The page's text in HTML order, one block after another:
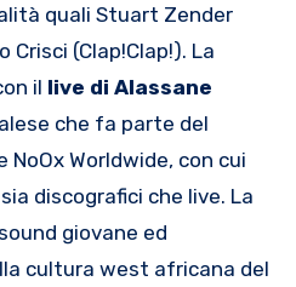
quali Stuart Zender
(Clap!Clap!). La
il live di Alassane
che fa parte del
Worldwide, con cui
discografici che live. La
giovane ed
cultura west africana del